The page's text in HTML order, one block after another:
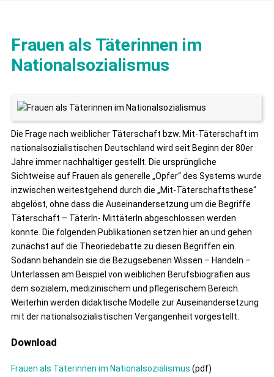
Frauen als Täterinnen im
Nationalsozialismus
Die Frage nach weiblicher Täterschaft bzw. Mit-Täterschaft im
nationalsozialistischen Deutschland wird seit Beginn der 80er
Jahre immer nachhaltiger gestellt. Die ursprüngliche
Sichtweise auf Frauen als generelle „Opfer“ des Systems wurde
inzwischen weitestgehend durch die „Mit-Täterschaftsthese“
abgelöst, ohne dass die Auseinandersetzung um die Begriffe
Täterschaft – TäterIn- MittäterIn abgeschlossen werden
konnte. Die folgenden Publikationen setzen hier an und gehen
zunächst auf die Theoriedebatte zu diesen Begriffen ein.
Sodann behandeln sie die Bezugsebenen Wissen – Handeln –
Unterlassen am Beispiel von weiblichen Berufsbiografien aus
dem sozialem, medizinischem und pflegerischem Bereich.
Weiterhin werden didaktische Modelle zur Auseinandersetzung
mit der nationalsozialistischen Vergangenheit vorgestellt.
Download
Frauen als Täterinnen im Nationalsozialismus (pdf)